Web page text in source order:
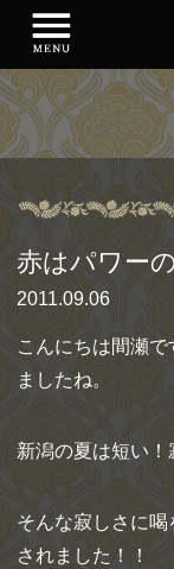
赤はパワーの
2011.09.06
こんにちは間瀬
ましたね。
新潟の夏は短い！
そんな寂しさに
されました！！